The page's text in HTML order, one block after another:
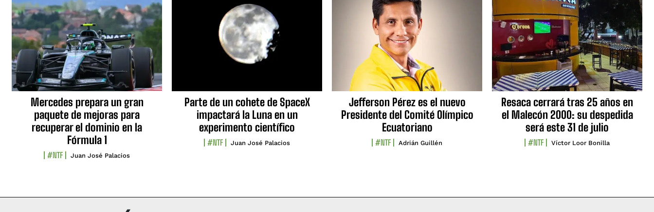
Mercedes prepara un gran
paquete de mejoras para
recuperar el dominio en la
Fórmula 1
#NTF Juan José Palacios
Parte de un cohete de SpaceX
impactará la Luna en un
experimento científico
#NTF Juan José Palacios
Jefferson Pérez es el nuevo
Presidente del Comité Olímpico
Ecuatoriano
#NTF Adrián Guillén
Resaca cerrará tras 25 años en
el Malecón 2000: su despedida
será este 31 de julio
#NTF Víctor Loor Bonilla